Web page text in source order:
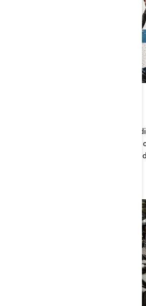
Compleet ontworpen met prestaties
gemoedsrust uitstralen, zodat je
weg kunt afleggen en je grenzen